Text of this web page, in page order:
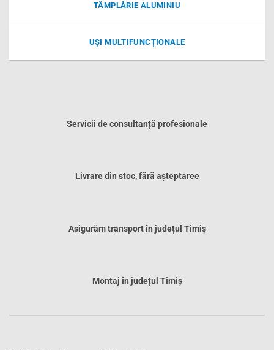
TÂMPLĂRIE ALUMINIU
UȘI MULTIFUNCȚIONALE
Servicii de consultanță profesionale
Livrare din stoc, fără așteptaree
Asigurăm transport în județul Timiș
Montaj în județul Timiș